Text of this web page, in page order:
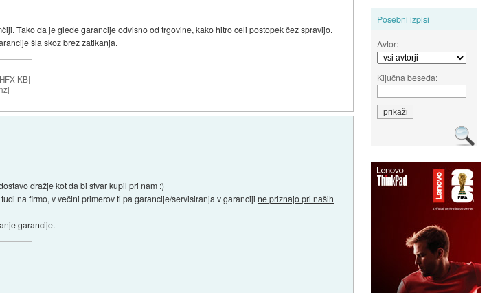
Posebni izpisi
Avtor:
Ključna beseda:
Tako da je glede garancije odvisno od trgovine, kako hitro celi postopek čez spravijo.
šla skoz brez zatikanja.
KB|
dražje kot da bi stvar kupil pri nam :)
na firmo, v večini primerov ti pa garancije/servisiranja v garancijine priznajo pri naših
garancije.